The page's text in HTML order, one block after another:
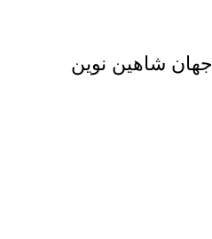
کابل افشان ۳ در ۲.۵ جهان شاهین نوین